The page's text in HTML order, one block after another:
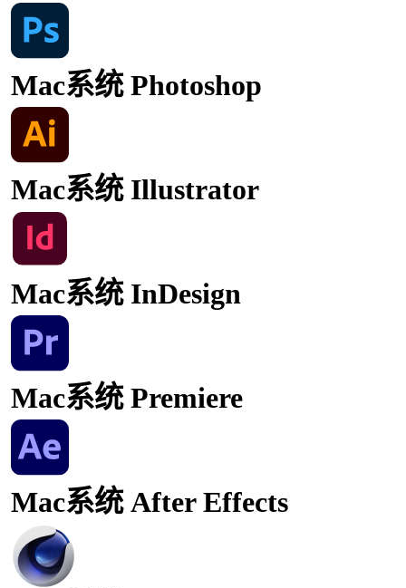
Mac系统 Photoshop
Mac系统 Illustrator
Mac系统 InDesign
Mac系统 Premiere
Mac系统 After Effects